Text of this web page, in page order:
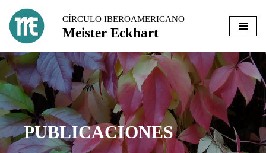
Ir
contenido
CÍRCULO IBEROAMERICANO
Meister Eckhart
PUBLICACIONES